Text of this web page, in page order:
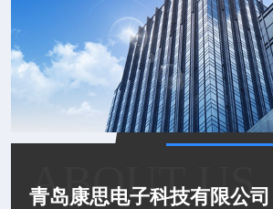
ABOUT US
青岛康思电子科技有限公司